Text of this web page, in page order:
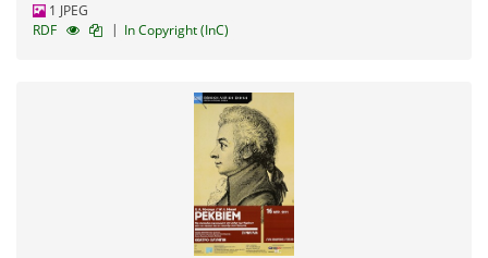
1 JPEG
RDF
| In Copyright (InC)